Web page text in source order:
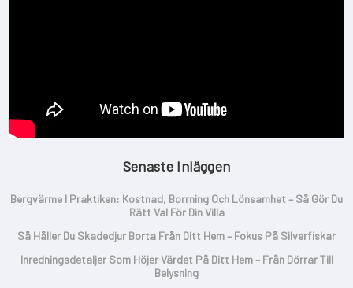
Senaste Inläggen
Bergvärme I Praktiken: Kostnad, Borrning Och Lönsamhet – Så Gör Du
Rätt Val För Din Villa
Så Håller Du Skadedjur Borta Från Ditt Hem – Fokus På Silverfiskar
Inredningsdetaljer Som Höjer Värdet På Ditt Hem – Från Dörrar Till
Belysning